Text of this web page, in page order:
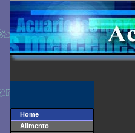
Home
Alimento